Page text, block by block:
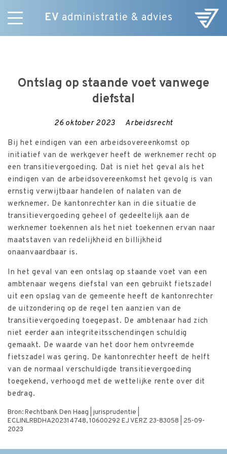
EV administratie & advies
Skip
Nieuws
Ontslag op staande voet vanwege
diefstal
26 oktober 2023 Arbeidsrecht
Bij het eindigen van een arbeidsovereenkomst op
initiatief van de werkgever heeft de werknemer recht op
een transitievergoeding. Dat is niet het geval als het
eindigen van de arbeidsovereenkomst het gevolg is van
ernstig verwijtbaar handelen of nalaten van de
werknemer. De kantonrechter kan in die situatie de
transitievergoeding geheel of gedeeltelijk aan de
werknemer toekennen als het niet toekennen ervan naar
maatstaven van redelijkheid en billijkheid
onaanvaardbaar is.
In het geval van een ontslag op staande voet van een
ambtenaar wegens diefstal van een gebruikt fietszadel
uit een opslag van de gemeente heeft de kantonrechter
de uitzondering op de regel ten aanzien van de
transitievergoeding toegepast. De ambtenaar had zich
niet eerder aan integriteitsschendingen schuldig
gemaakt. De waarde van het door hem ontvreemde
fietszadel was gering. De kantonrechter heeft de helft
van de normaal verschuldigde transitievergoeding
toegekend, verhoogd met de wettelijke rente over dit
bedrag.
Bron: Rechtbank Den Haag | jurisprudentie |
ECLINLRBDHA202314748, 10600292 EJ VERZ 23-83058 | 25-09-
2023